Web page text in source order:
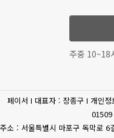
약관에 동의하지 않을 경
중단하고 탈퇴할 수 있습니
6. 회사는 제공하는 서비
절차를 거치게 됩니다. 이
이 약관에 우선합니다.
제 4 조 (약관 외 준칙)
휴
인증
주중 10~18
페이서 I 대표자 : 장종구 I 개인
주소 : 서울특별시 마포구 독막로